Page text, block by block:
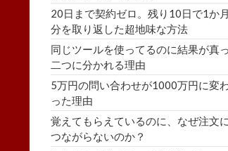
20日まで契約ゼロ。残り10日で1か月
分を取り返した超地味な方法
同じツールを使ってるのに結果が真っ
二つに分かれる理由
5万円の問い合わせが1000万円に変
った理由
覚えてもらえているのに、なぜ注文に
つながらないのか？